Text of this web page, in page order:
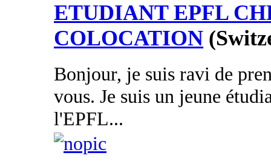
ETUDIANT EPFL
COLOCATION
Bonjour, je suis ravi de
vous. Je suis un jeune
l'EPFL...